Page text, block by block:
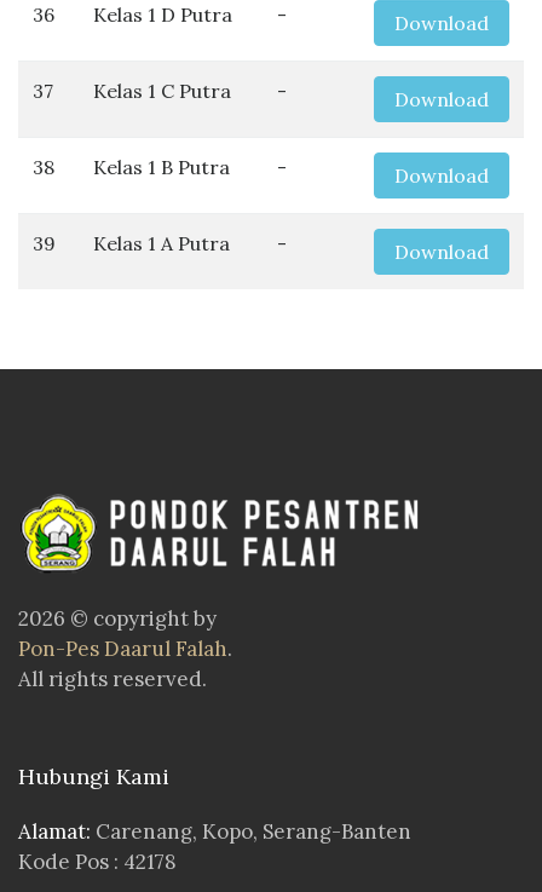
36 Kelas 1 D Putra - Download
37 Kelas 1 C Putra - Download
38 Kelas 1 B Putra - Download
39 Kelas 1 A Putra - Download
2026 © copyright by
Pon-Pes Daarul Falah.
All rights reserved.
Hubungi Kami
Alamat: Carenang, Kopo, Serang-Banten
Kode Pos : 42178